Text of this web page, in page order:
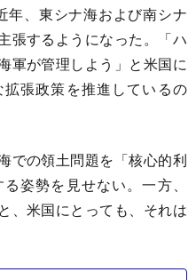
年、東シナ海および南シナ
張するようになった。「ハ
軍が管理しよう」と米国に
張政策を推進しているの
での領土問題を「核心的利
姿勢を見せない。一方、
、米国にとっても、それは